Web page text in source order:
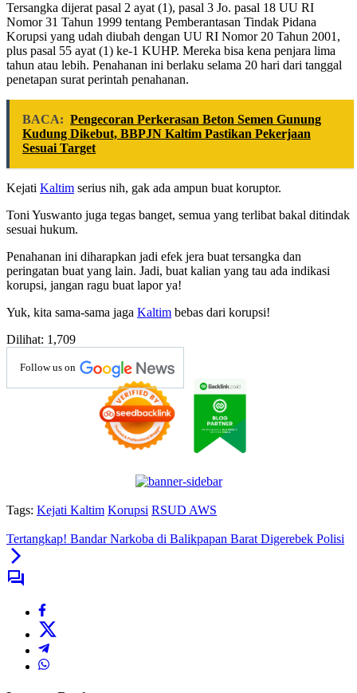
Tersangka dijerat pasal 2 ayat (1), pasal 3 Jo. pasal 18 UU RI
Nomor 31 Tahun 1999 tentang Pemberantasan Tindak Pidana
Korupsi yang udah diubah dengan UU RI Nomor 20 Tahun 2001,
plus pasal 55 ayat (1) ke-1 KUHP. Mereka bisa kena penjara lima
tahun atau lebih. Penahanan ini berlaku selama 20 hari dari tanggal
penetapan surat perintah penahanan.
BACA: Pengecoran Perkerasan Beton Semen Gunung
Kudung Dikebut, BBPJN Kaltim Pastikan Pekerjaan
Sesuai Target
Kejati Kaltim serius nih, gak ada ampun buat koruptor.
Toni Yuswanto juga tegas banget, semua yang terlibat bakal ditindak
sesuai hukum.
Penahanan ini diharapkan jadi efek jera buat tersangka dan
peringatan buat yang lain. Jadi, buat kalian yang tau ada indikasi
korupsi, jangan ragu buat lapor ya!
Yuk, kita sama-sama jaga Kaltim bebas dari korupsi!
Dilihat: 1,709
Follow us on
Tags: Kejati Kaltim Korupsi RSUD AWS
Tertangkap! Bandar Narkoba di Balikpapan Barat Digerebek Polisi